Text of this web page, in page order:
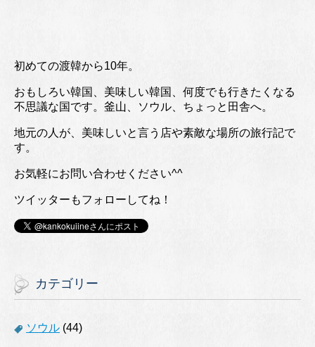
初めての渡韓から10年。
おもしろい韓国、美味しい韓国、何度でも行きたくなる
不思議な国です。釜山、ソウル、ちょっと田舎へ。
地元の人が、美味しいと言う店や素敵な場所の旅行記で
す。
お気軽にお問い合わせください^^
ツイッターもフォローしてね！
カテゴリー
ソウル (44)